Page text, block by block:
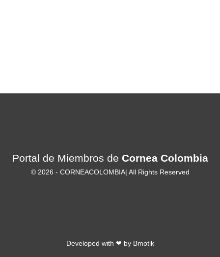
Portal de Miembros de Cornea Colombia
© 2026 - CORNEACOLOMBIA| All Rights Reserved
Developed with ❤ by Bmotik